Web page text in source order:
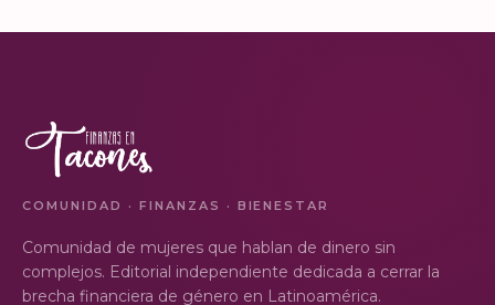
COMUNIDAD · FINANZAS · BIENESTAR
Comunidad de mujeres que hablan de dinero sin
complejos. Editorial independiente dedicada a cerrar la
brecha financiera de género en Latinoamérica.